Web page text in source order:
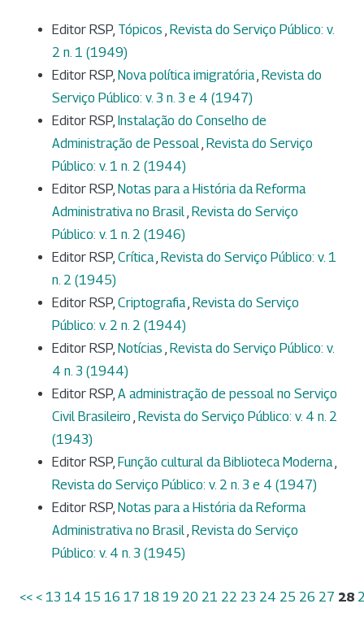
Editor RSP, Tópicos , Revista do Serviço Público: v.
2 n. 1 (1949)
Editor RSP, Nova política imigratória, Revista do
Serviço Público: v. 3 n. 3 e 4 (1947)
Editor RSP, Instalação do Conselho de
Administração de Pessoal, Revista do Serviço
Público: v. 1 n. 2 (1944)
Editor RSP, Notas para a História da Reforma
Administrativa no Brasil, Revista do Serviço
Público: v. 1 n. 2 (1946)
Editor RSP, Crítica, Revista do Serviço Público: v. 1
n. 2 (1945)
Editor RSP, Criptografia, Revista do Serviço
Público: v. 2 n. 2 (1944)
Editor RSP, Notícias , Revista do Serviço Público: v.
4 n. 3 (1944)
Editor RSP, A administração de pessoal no Serviço
Civil Brasileiro , Revista do Serviço Público: v. 4 n. 2
(1943)
Editor RSP, Função cultural da Biblioteca Moderna,
Revista do Serviço Público: v. 2 n. 3 e 4 (1947)
Editor RSP, Notas para a História da Reforma
Administrativa no Brasil, Revista do Serviço
Público: v. 4 n. 3 (1945)
<< < 13 14 15 16 17 18 19 20 21 22 23 24 25 26 27 28